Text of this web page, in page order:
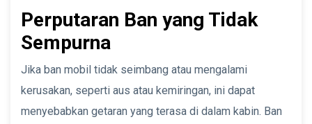
Perputaran Ban yang Tidak
Sempurna
Jika ban mobil tidak seimbang atau mengalami
kerusakan, seperti aus atau kemiringan, ini dapat
menyebabkan getaran yang terasa di dalam kabin. Ban